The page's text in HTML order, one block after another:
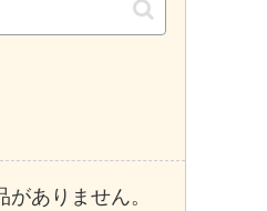
ありません。